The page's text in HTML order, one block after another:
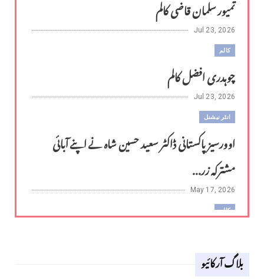
تمیور سلمان قاضی کالم
Jul 23, 2026
کالم
چوہدری افضل کالم
Jul 23, 2026
انٹر نیشنل
اوورسیز پاکستانی ڈاکٹر سعید حسین شاہ نے اپنے آبائی
مشترکہ زر...
May 17, 2026
کالم
Apr 18, 2026
بلاگ آرکائیو